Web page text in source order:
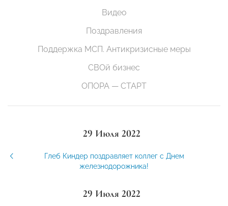
Видео
Поздравления
Поддержка МСП. Антикризисные меры
СВОй бизнес
ОПОРА — СТАРТ
29 Июля 2022
Глеб Киндер поздравляет коллег с Днем
железнодорожника!
29 Июля 2022